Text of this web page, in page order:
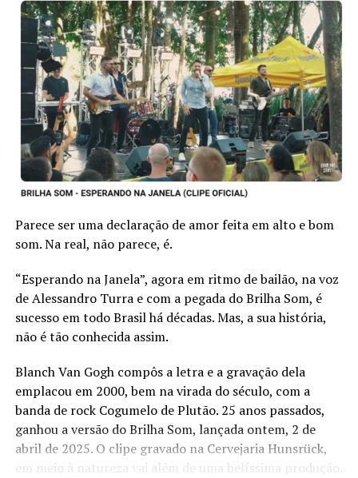
Parece ser uma declaração de amor feita em alto e bom
som. Na real, não parece, é.
“Esperando na Janela”, agora em ritmo de bailão, na voz
de Alessandro Turra e com a pegada do Brilha Som, é
sucesso em todo Brasil há décadas. Mas, a sua história,
não é tão conhecida assim.
Blanch Van Gogh compôs a letra e a gravação dela
emplacou em 2000, bem na virada do século, com a
banda de rock Cogumelo de Plutão. 25 anos passados,
ganhou a versão do Brilha Som, lançada ontem, 2 de
abril de 2025. O clipe gravado na Cervejaria Hunsrück,
em meio à natureza vai além de uma belíssima produção.